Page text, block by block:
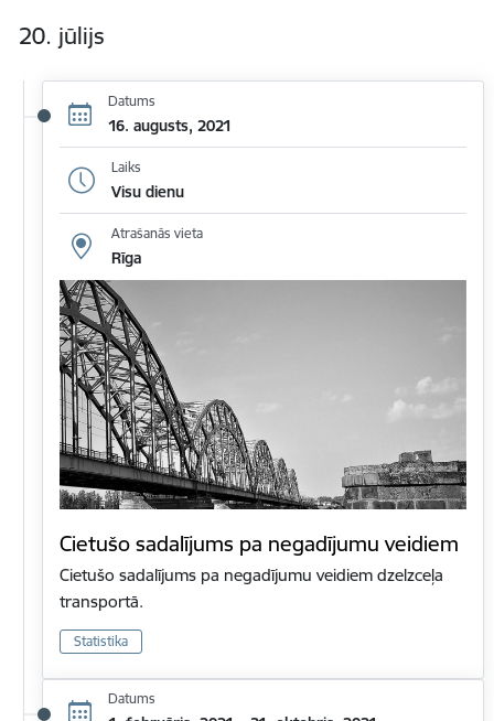
20. jūlijs
Datums
16. augusts, 2021
Laiks
Visu dienu
Atrašanās vieta
Rīga
Cietušo sadalījums pa negadījumu veidiem
Cietušo sadalījums pa negadījumu veidiem dzelzceļa
transportā.
Statistika
Datums